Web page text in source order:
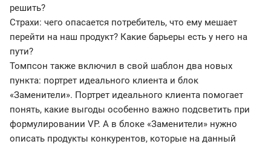
решить?
Страхи: чего опасается потребитель, что ему мешает
перейти на наш продукт? Какие барьеры есть у него на
пути?
Томпсон также включил в свой шаблон два новых
пункта: портрет идеального клиента и блок
«Заменители». Портрет идеального клиента помогает
понять, какие выгоды особенно важно подсветить при
формулировании VP. А в блоке «Заменители» нужно
описать продукты конкурентов, которые на данный